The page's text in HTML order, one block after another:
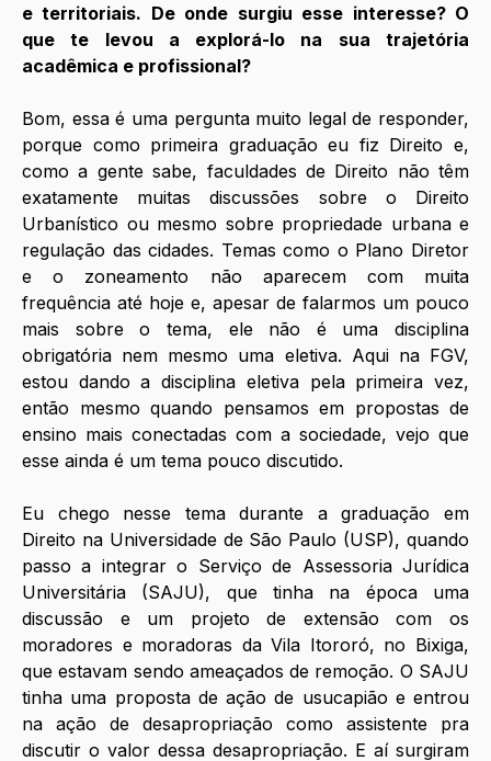
e territoriais. De onde surgiu esse interesse? O
que te levou a explorá-lo na sua trajetória
acadêmica e profissional?
Bom, essa é uma pergunta muito legal de responder,
porque como primeira graduação eu fiz Direito e,
como a gente sabe, faculdades de Direito não têm
exatamente muitas discussões sobre o Direito
Urbanístico ou mesmo sobre propriedade urbana e
regulação das cidades. Temas como o Plano Diretor
e o zoneamento não aparecem com muita
frequência até hoje e, apesar de falarmos um pouco
mais sobre o tema, ele não é uma disciplina
obrigatória nem mesmo uma eletiva. Aqui na FGV,
estou dando a disciplina eletiva pela primeira vez,
então mesmo quando pensamos em propostas de
ensino mais conectadas com a sociedade, vejo que
esse ainda é um tema pouco discutido.
Eu chego nesse tema durante a graduação em
Direito na Universidade de São Paulo (USP), quando
passo a integrar o Serviço de Assessoria Jurídica
Universitária (SAJU), que tinha na época uma
discussão e um projeto de extensão com os
moradores e moradoras da Vila Itororó, no Bixiga,
que estavam sendo ameaçados de remoção. O SAJU
tinha uma proposta de ação de usucapião e entrou
na ação de desapropriação como assistente pra
discutir o valor dessa desapropriação. E aí surgiram